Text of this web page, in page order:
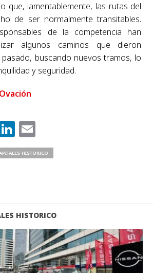
que, lamentablemente, las rutas del
de ser normalmente transitables.
de la competencia han
algunos caminos que dieron
buscando nuevos tramos, lo
y seguridad.
LinkedIn
Email
HISTORICO
HISTORICO